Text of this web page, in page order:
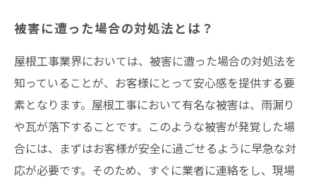
被害に遭った場合の対処法とは？
屋根工事業界においては、被害に遭った場合の対処法を
知っていることが、お客様にとって安心感を提供する要
素となります。屋根工事において有名な被害は、雨漏り
や瓦が落下することです。このような被害が発覚した場
合には、まずはお客様が安全に過ごせるように早急な対
応が必要です。そのため、すぐに業者に連絡をし、現場